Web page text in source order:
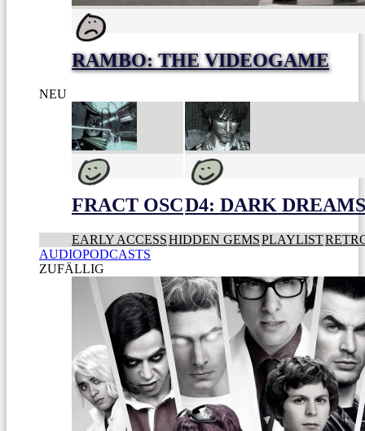
RAMBO: THE VIDEOGAME
NEU
FRACT OSCD4: DARK
EARLY ACCESSHIDDEN GEMSPLAYLIST
AUDIOPODCASTS
ZUFÄLLIG